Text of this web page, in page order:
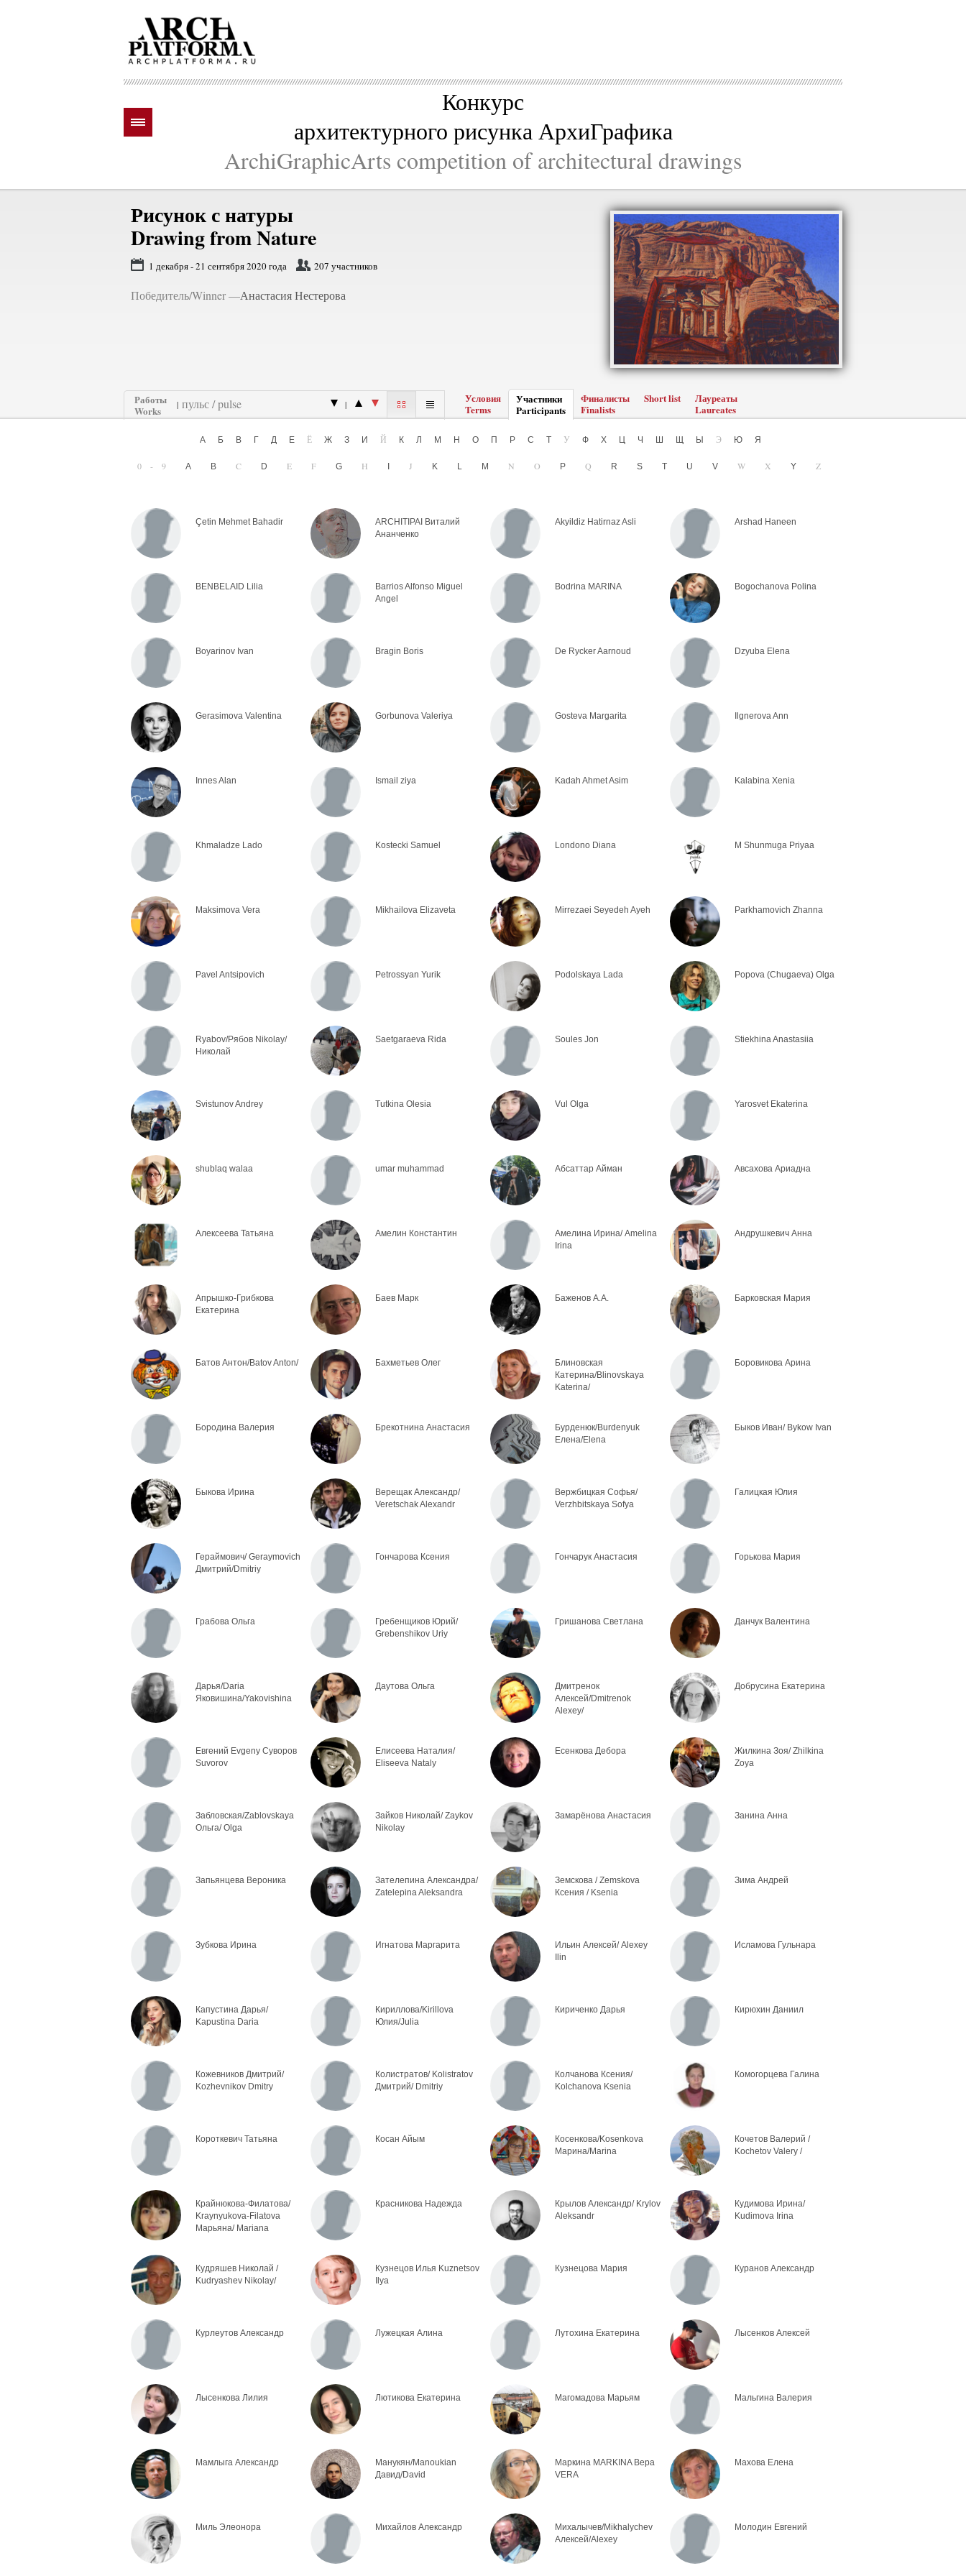
Конкурс
архитектурного рисунка АрхиГрафика
ArchiGraphicArts competition of architectural drawings
Рисунок с натуры
Drawing from Nature
1 декабря - 21 сентября 2020 года 207 участников
Победитель/Winner —Анастасия Нестерова
Работы
Works
| |
Условия
Terms
Участники
Participants
Финалисты
Finalists
Short list
Лауреаты
Laureates
А Б В Г Д Е Ё Ж З И Й К Л М Н О П Р С Т У Ф Х Ц Ч Ш Щ Ы Э Ю Я
0-9 A B C D E F G H J K L M N O P Q R S T U V W X Y Z
Çetin Mehmet Bahadir
ARCHITIPAI Виталий
Ананченко
Akyildiz Hatirnaz Asli Arshad Haneen
BENBELAID Lilia
Barrios Alfonso Miguel
Angel
Bodrina MARINA Bogochanova Polina
Boyarinov Ivan Bragin Boris De Rycker Aarnoud Dzyuba Elena
Gerasimova Valentina Gorbunova Valeriya Gosteva Margarita Ilgnerova Ann
Innes Alan Ismail ziya Kadah Ahmet Asim Kalabina Xenia
Khmaladze Lado Kostecki Samuel Londono Diana M Shunmuga Priyaa
Maksimova Vera Mikhailova Elizaveta Mirrezaei Seyedeh Ayeh Parkhamovich Zhanna
Pavel Antsipovich Petrossyan Yurik Podolskaya Lada Popova (Chugaeva) Olga
Ryabov/Рябов Nikolay/
Николай
Saetgaraeva Rida Soules Jon Stiekhina Anastasiia
Svistunov Andrey Tutkina Olesia Vul Olga Yarosvet Ekaterina
shublaq walaa umar muhammad Абсаттар Айман Авсахова Ариадна
Алексеева Татьяна Амелин Константин
Амелина Ирина/ Amelina
Irina
Андрушкевич Анна
Апрышко-Грибкова
Екатерина
Баев Марк Баженов А.А. Барковская Мария
Батов Антон/Batov Anton/ Бахметьев Олег
Блиновская
Катерина/Blinovskaya
Katerina/
Боровикова Арина
Бородина Валерия Брекотнина Анастасия
Бурденюк/Burdenyuk
Елена/Elena
Быков Иван/ Bykow Ivan
Быкова Ирина
Верещак Александр/
Veretschak Alexandr
Вержбицкая Софья/
Verzhbitskaya Sofya
Галицкая Юлия
Гераймович/ Geraymovich
Дмитрий/Dmitriy
Гончарова Ксения Гончарук Анастасия Горькова Мария
Грабова Ольга
Гребенщиков Юрий/
Grebenshikov Uriy
Гришанова Светлана Данчук Валентина
Дарья/Daria
Яковишина/Yakovishina
Даутова Ольга
Дмитренок
Алексей/Dmitrenok
Alexey/
Добрусина Екатерина
Евгений Evgeny Суворов
Suvorov
Елисеева Наталия/
Eliseeva Nataly
Есенкова Дебора
Жилкина Зоя/ Zhilkina
Zoya
Забловская/Zablovskaya
Ольга/ Olga
Зайков Николай/ Zaykov
Nikolay
Замарёнова Анастасия Занина Анна
Запьянцева Вероника
Зателепина Александра/
Zatelepina Aleksandra
Земскова / Zemskova
Ксения / Ksenia
Зима Андрей
Зубкова Ирина Игнатова Маргарита
Ильин Алексей/ Alexey
Ilin
Исламова Гульнара
Капустина Дарья/
Kapustina Daria
Кириллова/Kirillova
Юлия/Julia
Кириченко Дарья Кирюхин Даниил
Кожевников Дмитрий/
Kozhevnikov Dmitry
Колистратов/ Kolistratov
Дмитрий/ Dmitriy
Колчанова Ксения/
Kolchanova Ksenia
Комогорцева Галина
Короткевич Татьяна Косан Айым
Косенкова/Kosenkova
Марина/Marina
Кочетов Валерий /
Kochetov Valery /
Крайнюкова-Филатова/
Kraynyukova-Filatova
Марьяна/ Mariana
Красникова Надежда
Крылов Александр/ Krylov
Aleksandr
Кудимова Ирина/
Kudimova Irina
Кудряшев Николай /
Kudryashev Nikolay/
Кузнецов Илья Kuznetsov
Ilya
Кузнецова Мария Куранов Александр
Курлеутов Александр Лужецкая Алина Лутохина Екатерина Лысенков Алексей
Лысенкова Лилия Лютикова Екатерина Магомадова Марьям Мальгина Валерия
Мамлыга Александр
Манукян/Manoukian
Давид/David
Маркина MARKINA Вера
VERA
Махова Елена
Миль Элеонора Михайлов Александр
Михалычев/Mikhalychev
Алексей/Alexey
Молодин Евгений